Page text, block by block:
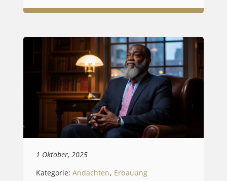
1 Oktober, 2025
Kategorie:Andachten, Erbauung